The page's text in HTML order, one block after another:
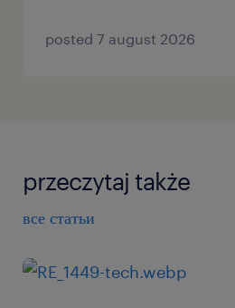
posted 7 august 2026
przeczytaj także
все статьи